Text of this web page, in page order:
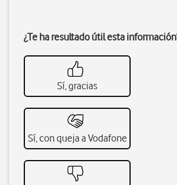
¿Te ha resultado útil esta
Sí, gracias
Sí, con queja a Vodafone